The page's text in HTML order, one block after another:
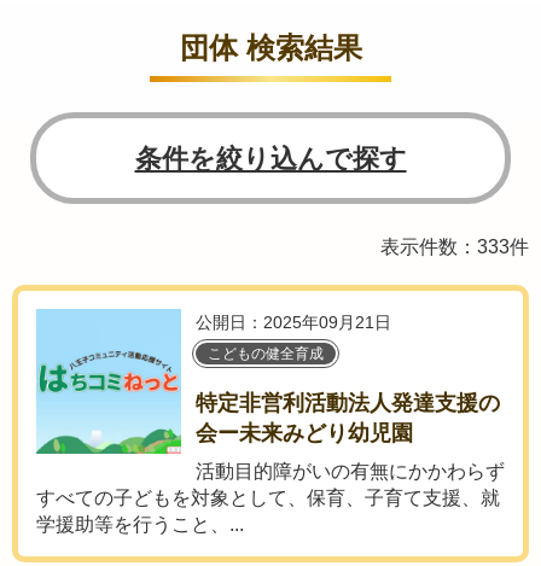
団体 検索結果
条件を絞り込んで探す
表示件数：333件
公開日：2025年09月21日
こどもの健全育成
特定非営利活動法人発達支援の
会ー未来みどり幼児園
活動目的障がいの有無にかかわらず
すべての子どもを対象として、保育、子育て支援、就
学援助等を行うこと、...